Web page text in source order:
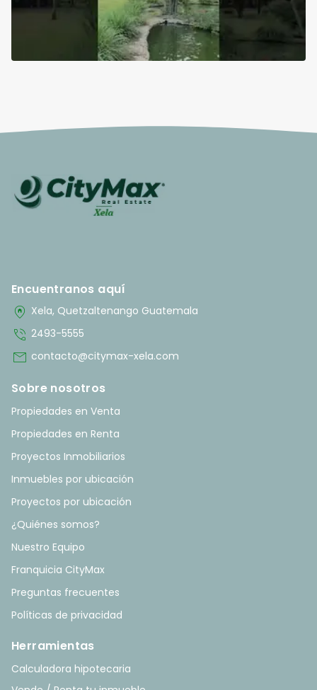
Encuentranos aquí
home_pin Xela, Quetzaltenango Guatemala
phone_in_talk 2493-5555
mail contacto@citymax-xela.com
Sobre nosotros
Propiedades en Venta
Propiedades en Renta
Proyectos Inmobiliarios
Inmuebles por ubicación
Proyectos por ubicación
¿Quiénes somos?
Nuestro Equipo
Franquicia CityMax
Preguntas frecuentes
Políticas de privacidad
Herramientas
Calculadora hipotecaria